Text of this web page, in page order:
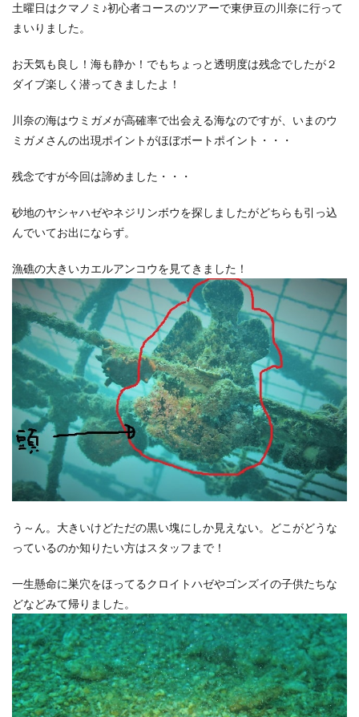
土曜日はクマノミ♪初心者コースのツアーで東伊豆の川奈に行って
まいりました。
お天気も良し！海も静か！でもちょっと透明度は残念でしたが２
ダイブ楽しく潜ってきましたよ！
川奈の海はウミガメが高確率で出会える海なのですが、いまのウ
ミガメさんの出現ポイントがほぼボートポイント・・・
残念ですが今回は諦めました・・・
砂地のヤシャハゼやネジリンボウを探しましたがどちらも引っ込
んでいてお出にならず。
漁礁の大きいカエルアンコウを見てきました！
う～ん。大きいけどただの黒い塊にしか見えない。どこがどうな
っているのか知りたい方はスタッフまで！
一生懸命に巣穴をほってるクロイトハゼやゴンズイの子供たちな
どなどみて帰りました。